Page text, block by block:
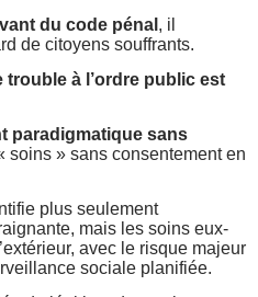
du code pénal , il
de citoyens souffrants.
à l’ordre public est
paradigmatique sans
soins » sans consentement en
plus seulement
mais les soins eux-
avec le risque majeur
sociale planifiée.